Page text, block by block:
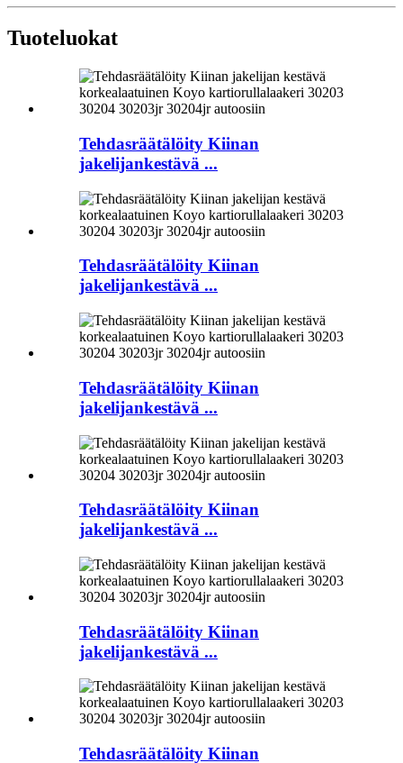
Tuoteluokat
Tehdasräätälöity Kiinan
jakelijankestävä ...
Tehdasräätälöity Kiinan
jakelijankestävä ...
Tehdasräätälöity Kiinan
jakelijankestävä ...
Tehdasräätälöity Kiinan
jakelijankestävä ...
Tehdasräätälöity Kiinan
jakelijankestävä ...
Tehdasräätälöity Kiinan